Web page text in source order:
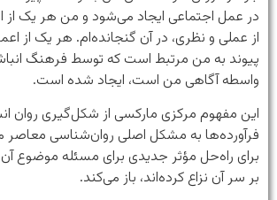
در عمل اجتماعی ایجاد می‌شود و من هر یک از
از عملی و نظری، در آن گنجانده‌ام. هر یک از
پیوند به من مرتبط است که توسط فرهنگ
واسطه آگاهی من است، ایجاد شده است.
این مفهوم مرکزی مارکسی از شکل‌گیری روان
فرآورده‌ها به مشکل اصلی روان‌شناسی معاصر
برای راه‌حل مؤثر جدیدی برای مسئله موضوع
بر سر آن نزاع کرده‌اند، باز می‌کند.